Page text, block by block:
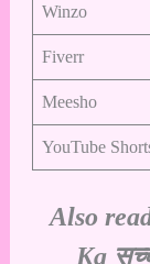
Winzo
Fiverr
Meesho
YouTube
Also
Ka